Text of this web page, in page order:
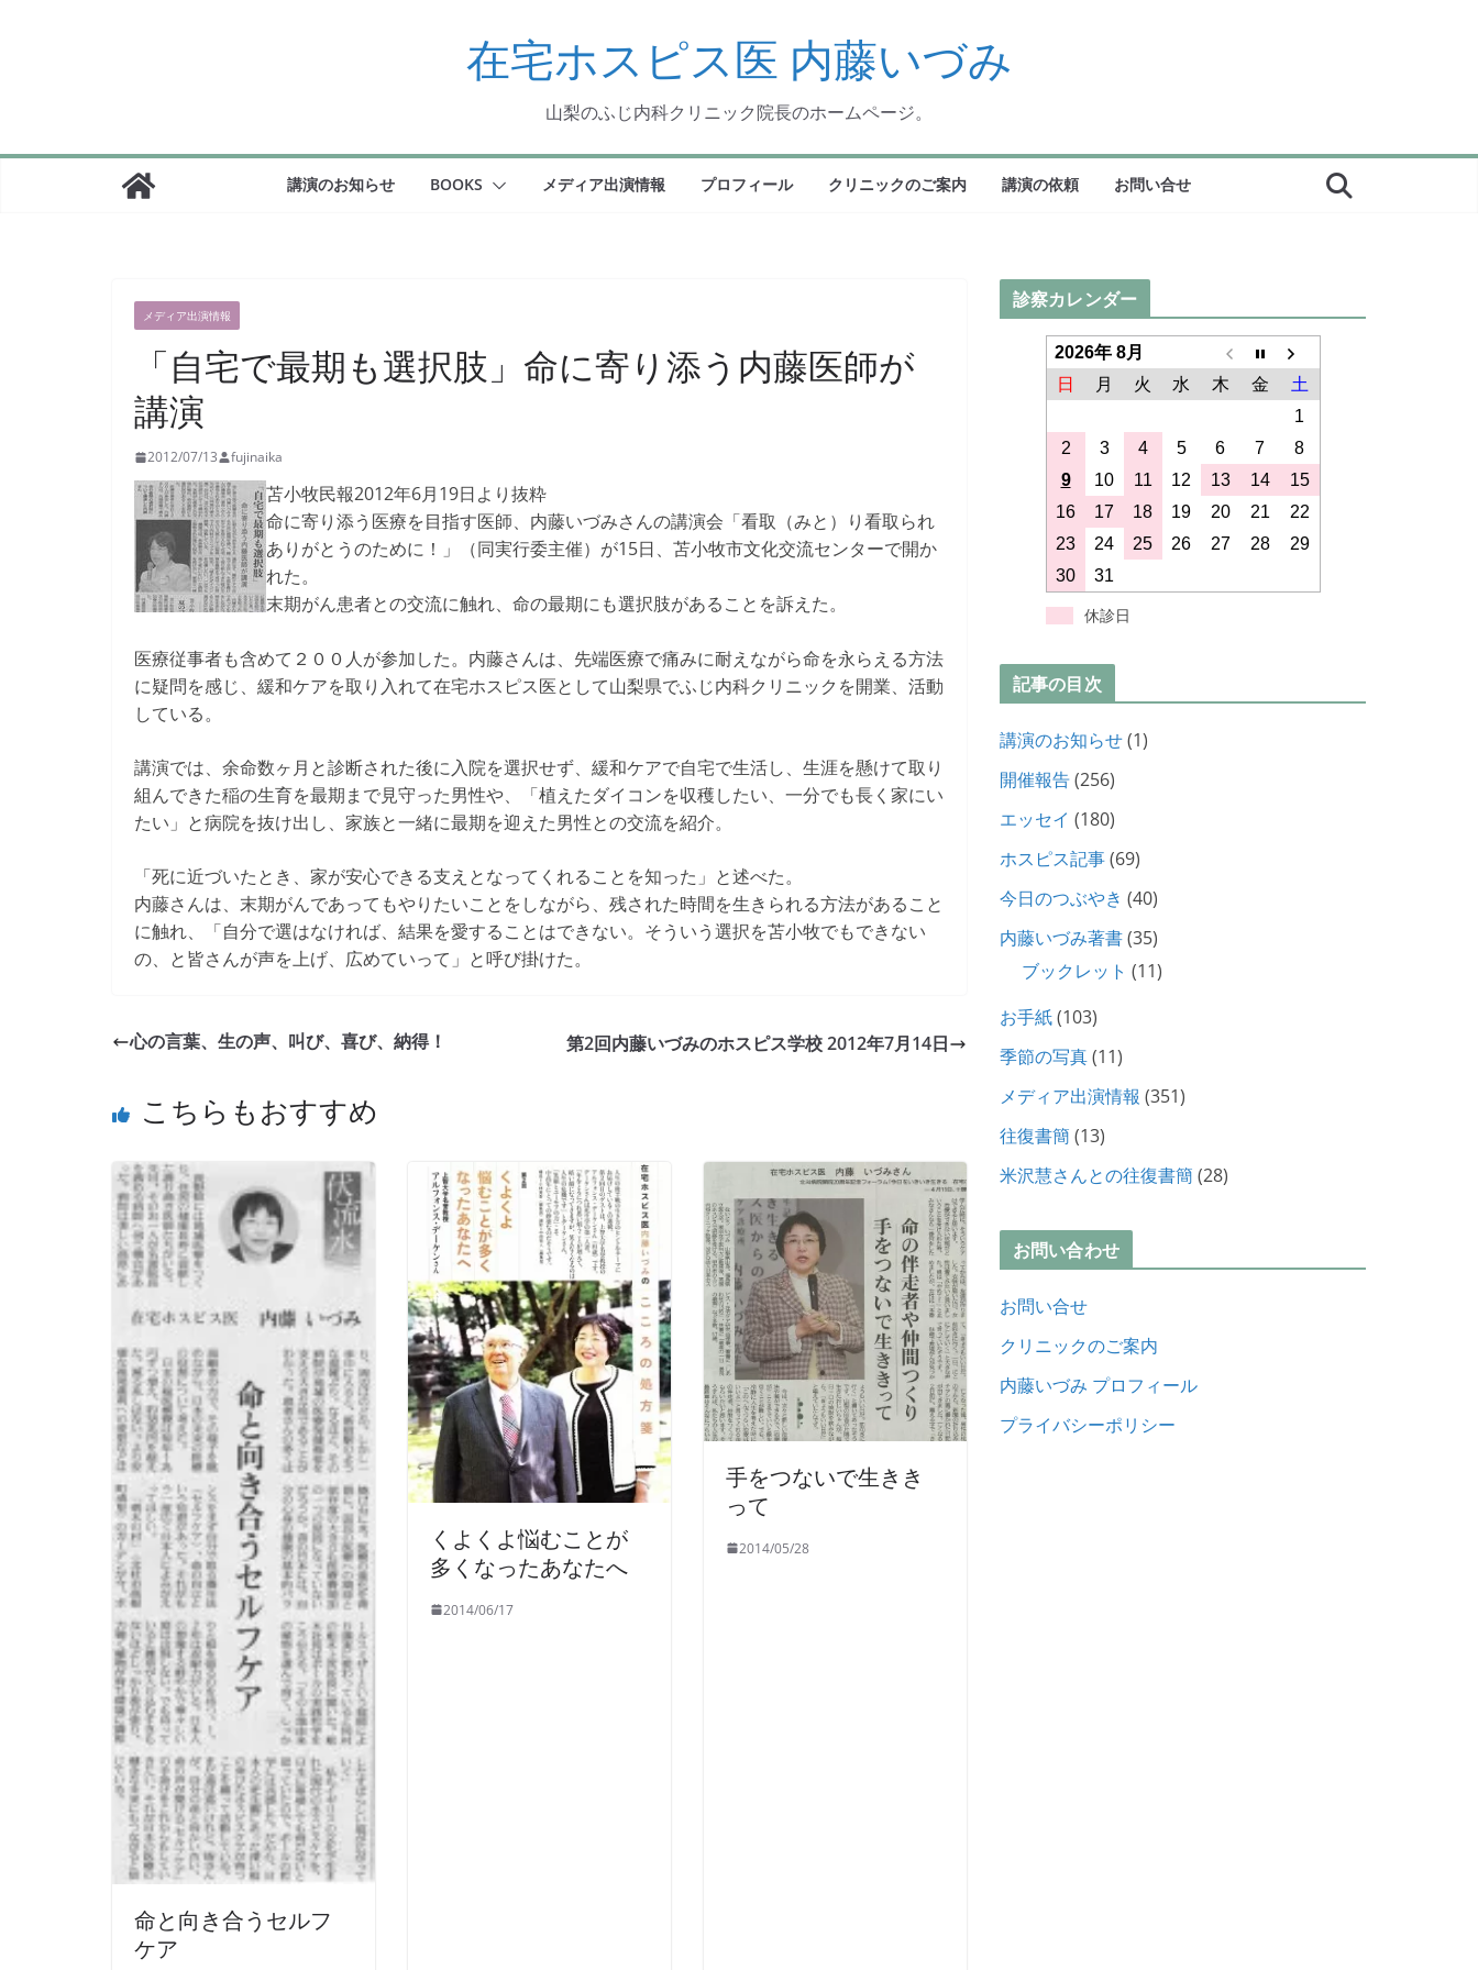
へ
在宅ホスピス医 内藤いづみ
山梨のふじ内科クリニック院長のホームページ。
講演のお知らせ BOOKS メディア出演情報 プロフィール クリニックのご案内 講演の依頼 お問い合せ
メディア出演情報
「自宅で最期も選択肢」命に寄り添う内藤医師が
講演
2012/07/13 fujinaika
苫小牧民報2012年6月19日より抜粋
命に寄り添う医療を目指す医師、内藤いづみさんの講演会「看取（みと）り看取られ
ありがとうのために！」（同実行委主催）が15日、苫小牧市文化交流センターで開か
れた。
末期がん患者との交流に触れ、命の最期にも選択肢があることを訴えた。
医療従事者も含めて２００人が参加した。内藤さんは、先端医療で痛みに耐えながら命を永らえる方法
に疑問を感じ、緩和ケアを取り入れて在宅ホスピス医として山梨県でふじ内科クリニックを開業、活動
している。
講演では、余命数ヶ月と診断された後に入院を選択せず、緩和ケアで自宅で生活し、生涯を懸けて取り
組んできた稲の生育を最期まで見守った男性や、「植えたダイコンを収穫したい、一分でも長く家にい
たい」と病院を抜け出し、家族と一緒に最期を迎えた男性との交流を紹介。
「死に近づいたとき、家が安心できる支えとなってくれることを知った」と述べた。
内藤さんは、末期がんであってもやりたいことをしながら、残された時間を生きられる方法があること
に触れ、「自分で選はなければ、結果を愛することはできない。そういう選択を苫小牧でもできない
の、と皆さんが声を上げ、広めていって」と呼び掛けた。
心の言葉、生の声、叫び、喜び、納得！ 第2回内藤いづみのホスピス学校 2012年7月14日
こちらもおすすめ
命と向き合うセルフ
ケア
くよくよ悩むことが
多くなったあなたへ
2014/06/17
手をつないで生きき
って
2014/05/28
診察カレンダー
2026年 8月
日
月 火 水 木 金
土
1
2
3 4 5 6 7
8
9
10 11 12 13 14
15
16
17 18 19 20 21
22
23
24 25 26 27 28
29
30
31
休診日
記事の目次
講演のお知らせ(1)
開催報告(256)
エッセイ (180)
ホスピス記事(69)
今日のつぶやき (40)
内藤いづみ著書(35)
ブックレット (11)
お手紙(103)
季節の写真(11)
メディア出演情報 (351)
往復書簡 (13)
米沢慧さんとの往復書簡 (28)
お問い合わせ
お問い合せ
クリニックのご案内
内藤いづみ プロフィール
プライバシーポリシー